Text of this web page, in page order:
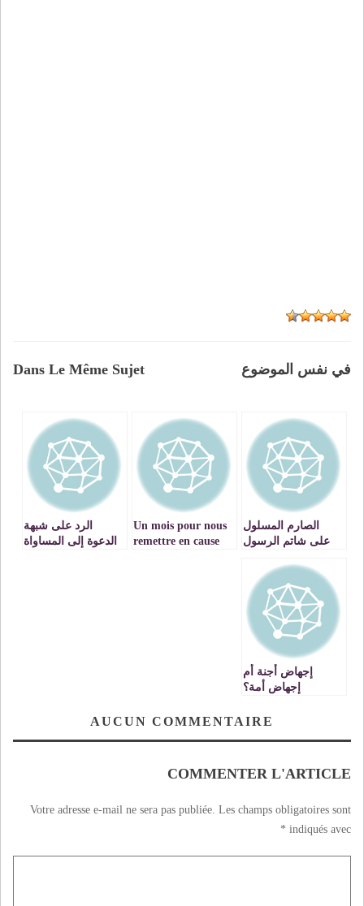
Dans Le Même Sujet في نفس الموضوع
الصارم المسلول
على شاتم الرسول
Un mois pour nous
remettre en cause
الرد على شبهة
الدعوة إلى المساواة
إجهاض أجنة أم
إجهاض أمة؟
AUCUN COMMENTAIRE
COMMENTER L'ARTICLE
Votre adresse e-mail ne sera pas publiée. Les champs obligatoires sont
indiqués avec
*